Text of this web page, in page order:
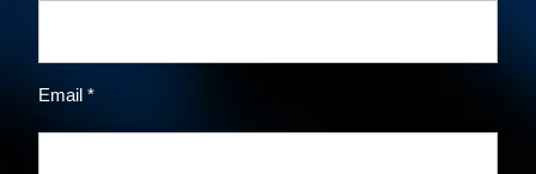
Email *